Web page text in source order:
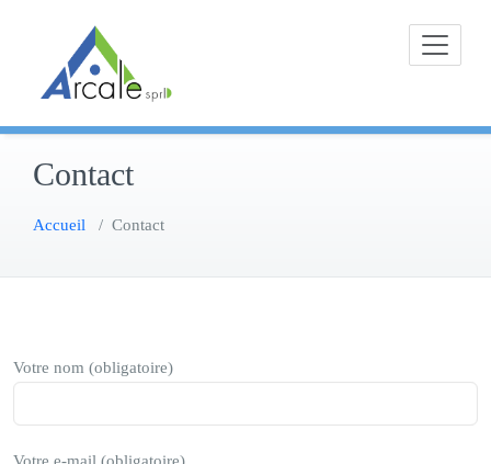
Contact
Accueil / Contact
Votre nom (obligatoire)